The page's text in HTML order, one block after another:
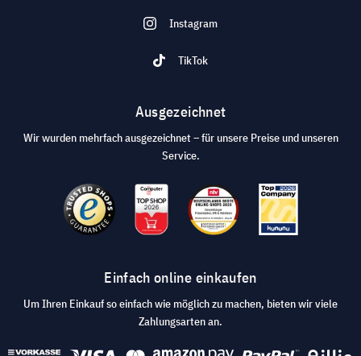
Instagram
TikTok
Ausgezeichnet
Wir wurden mehrfach ausgezeichnet – für unsere Preise und unseren
Service.
Einfach online einkaufen
Um Ihren Einkauf so einfach wie möglich zu machen, bieten wir viele
Zahlungsarten an.